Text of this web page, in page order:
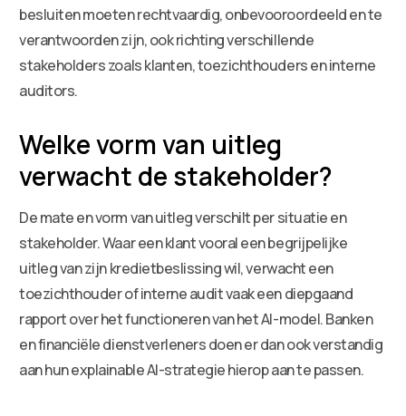
besluiten moeten rechtvaardig, onbevooroordeeld en te
verantwoorden zijn, ook richting verschillende
stakeholders zoals klanten, toezichthouders en interne
auditors.
Welke vorm van uitleg
verwacht de stakeholder?
De mate en vorm van uitleg verschilt per situatie en
stakeholder. Waar een klant vooral een begrijpelijke
uitleg van zijn kredietbeslissing wil, verwacht een
toezichthouder of interne audit vaak een diepgaand
rapport over het functioneren van het AI-model. Banken
en financiële dienstverleners doen er dan ook verstandig
aan hun explainable AI-strategie hierop aan te passen.